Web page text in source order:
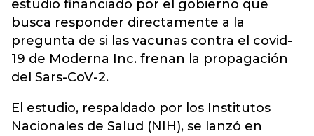
estudio financiado por el gobierno que
busca responder directamente a la
pregunta de si las vacunas contra el covid-
19 de Moderna Inc. frenan la propagación
del Sars-CoV-2.
El estudio, respaldado por los Institutos
Nacionales de Salud (NIH), se lanzó en